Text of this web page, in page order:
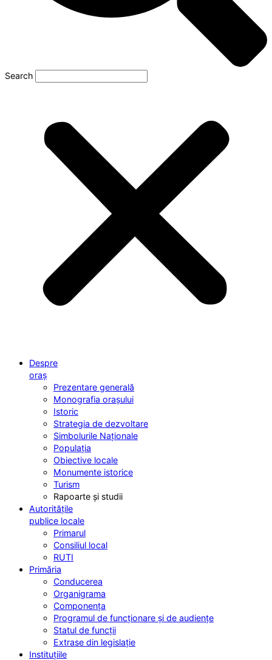
Search
Despre
oraș
Prezentare generală
Monografia orașului
Istoric
Strategia de dezvoltare
Simbolurile Naționale
Populația
Obiective locale
Monumente istorice
Turism
Rapoarte și studii
Autoritățile
publice locale
Primarul
Consiliul local
RUTI
Primăria
Conducerea
Organigrama
Componența
Programul de funcționare și de audiențe
Statul de funcții
Extrase din legislație
Instituțiile